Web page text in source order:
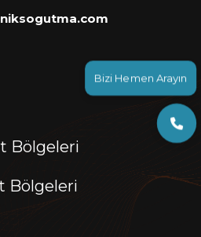
Bizi Hemen Arayın
Bölgeleri
Bölgeleri